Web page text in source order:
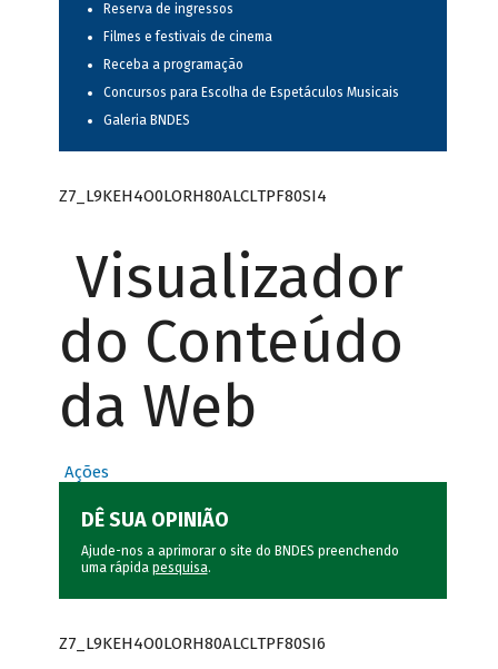
Reserva de ingressos
Filmes e festivais de cinema
Receba a programação
Concursos para Escolha de Espetáculos Musicais
Galeria BNDES
Z7_L9KEH4O0LORH80ALCLTPF80SI4
Visualizador
do Conteúdo
da Web
Ações
DÊ SUA OPINIÃO
Ajude-nos a aprimorar o site do BNDES preenchendo
uma rápida pesquisa.
Z7_L9KEH4O0LORH80ALCLTPF80SI6